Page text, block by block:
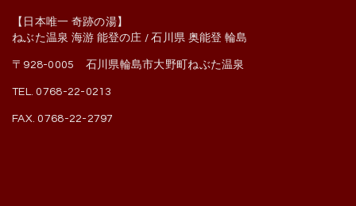
【日本唯一 奇跡の湯】
ねぶた温泉 海游 能登の庄 / 石川県 奥能登 輪島
〒928-0005 石川県輪島市大野町ねぶた温泉
TEL. 0768-22-0213
FAX. 0768-22-2797